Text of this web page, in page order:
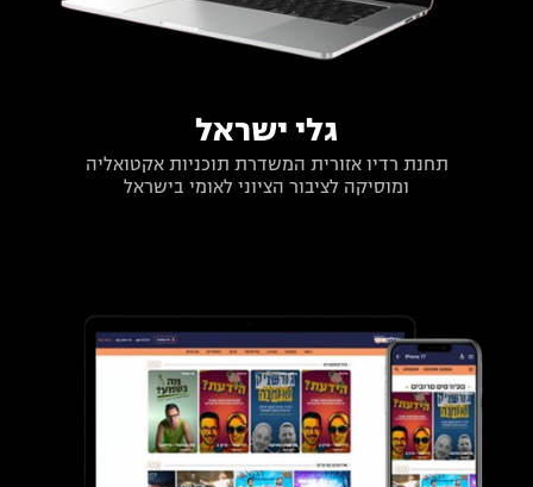
גלי ישראל
תחנת רדיו אזורית המשדרת תוכניות אקטואליה
ומוסיקה לציבור הציוני לאומי בישראל